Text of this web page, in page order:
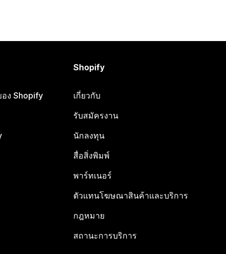
ง Shopify
Shopify
เกี่ยวกับ
รับสมัครงาน
นักลงทุน
สื่อสิ่งพิมพ์
พาร์ทเนอร์
ตัวแทนโฆษณาสินค้าและบริการ
กฎหมาย
สถานะการบริการ